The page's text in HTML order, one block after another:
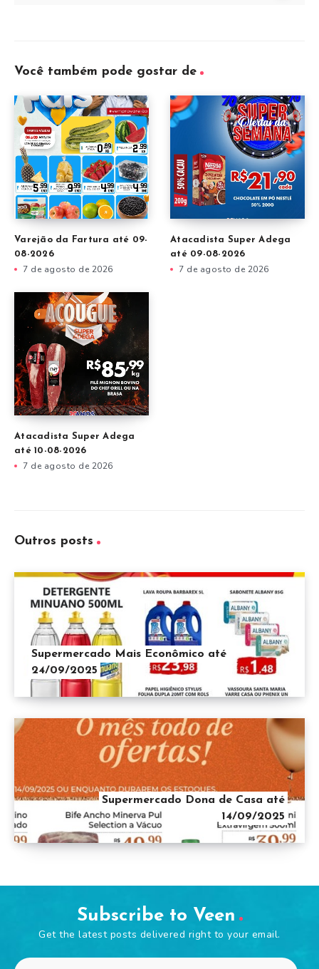
Você também pode gostar de
Varejão da Fartura até 09-
08-2026
7 de agosto de 2026
Atacadista Super Adega
até 09-08-2026
7 de agosto de 2026
Atacadista Super Adega
até 10-08-2026
7 de agosto de 2026
Outros posts
Supermercado Mais Econômico até
24/09/2025
Supermercado Dona de Casa até
14/09/2025
Subscribe to Veen
Get the latest posts delivered right to your email.